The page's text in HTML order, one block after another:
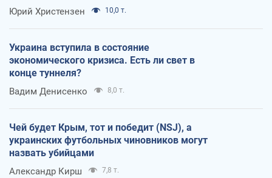
Юрий Христензен 10,0 т.
Украина вступила в состояние
экономического кризиса. Есть ли свет в
конце туннеля?
Вадим Денисенко 8,0 т.
Чей будет Крым, тот и победит (NSJ), а
украинских футбольных чиновников могут
назвать убийцами
Александр Кирш 7,8 т.